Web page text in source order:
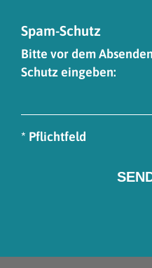
Spam-Schutz
Bitte vor dem
Schutz eingeben:
* Pflichtfeld